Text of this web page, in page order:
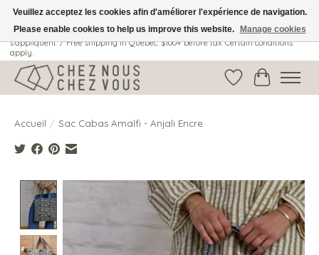
Livraison gratuite au Québec: 100$ + avant taxes. Certaines conditions
s'appliquent. / Free shipping in Quebec: $100+ before tax. Certain conditions
apply.
Liste dePanier
Accueil / Sac Cabas Amalfi - Anjali Encre
Product image slideshow Items
Veuillez acceptez les cookies afin d'améliorer l'expérience de navigation.
Please enable cookies to help us improve this website.
Manage cookies